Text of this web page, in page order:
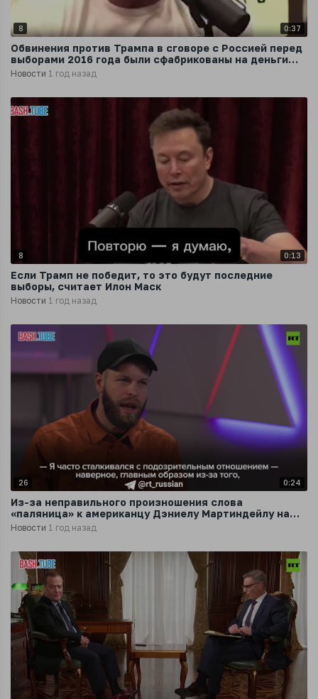
8 0:37
Обвинения против Трампа в сговоре с Россией перед
выборами 2016 года были сфабрикованы на деньги
штаба Клинтон, заявил Маск
Новости 1 год назад
8 0:13
Если Трамп не победит, то это будут последние
выборы, считает Илон Маск
Новости 1 год назад
26 0:24
Из-за неправильного произношения слова
«паляница» к американцу Дэниелу Мартиндейлу на
Украине относились с подозрением
Новости 1 год назад